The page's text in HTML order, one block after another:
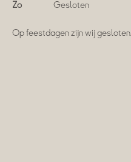
Zo
Gesloten
Op feestdagen zijn wij gesloten.